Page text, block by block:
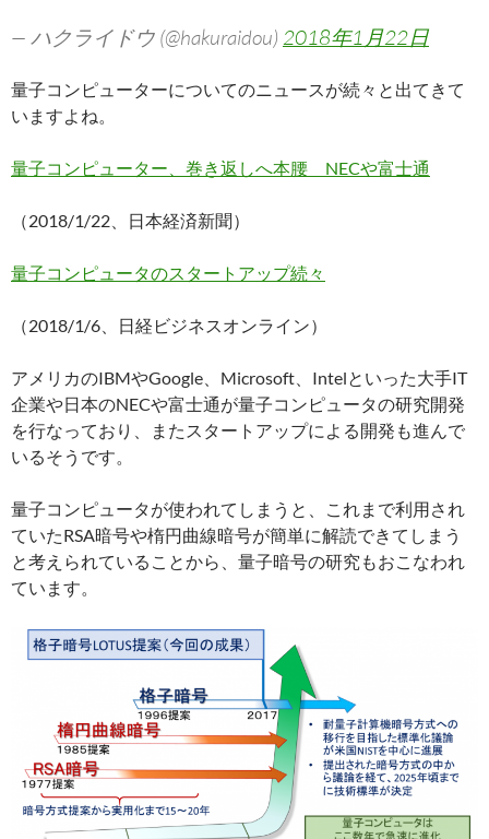
— ハクライドウ (@hakuraidou) 2018年1月22日
量子コンピューターについてのニュースが続々と出てきて
いますよね。
量子コンピューター、巻き返しへ本腰 NECや富士通
（2018/1/22、日本経済新聞）
量子コンピュータのスタートアップ続々
（2018/1/6、日経ビジネスオンライン）
アメリカのIBMやGoogle、Microsoft、Intelといった大手IT
企業や日本のNECや富士通が量子コンピュータの研究開発
を行なっており、またスタートアップによる開発も進んで
いるそうです。
量子コンピュータが使われてしまうと、これまで利用され
ていたRSA暗号や楕円曲線暗号が簡単に解読できてしまう
と考えられていることから、量子暗号の研究もおこなわれ
ています。